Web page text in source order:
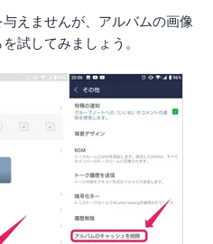
えませんが、アルバムの画像
試してみましょう。